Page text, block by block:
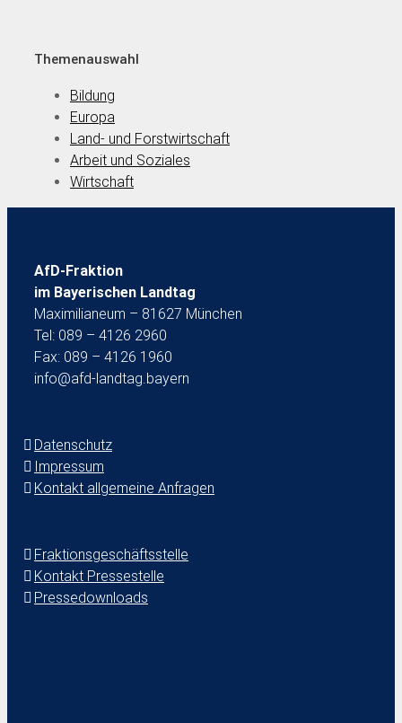
Themenauswahl
Bildung
Europa
Land- und Forstwirtschaft
Arbeit und Soziales
Wirtschaft
AfD-Fraktion
im Bayerischen Landtag
Maximilianeum – 81627 München
Tel: 089 – 4126 2960
Fax: 089 – 4126 1960
info@afd-landtag.bayern
Datenschutz
Impressum
Kontakt allgemeine Anfragen
Fraktionsgeschäftsstelle
Kontakt Pressestelle
Pressedownloads